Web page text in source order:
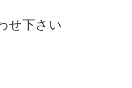
せ下さい